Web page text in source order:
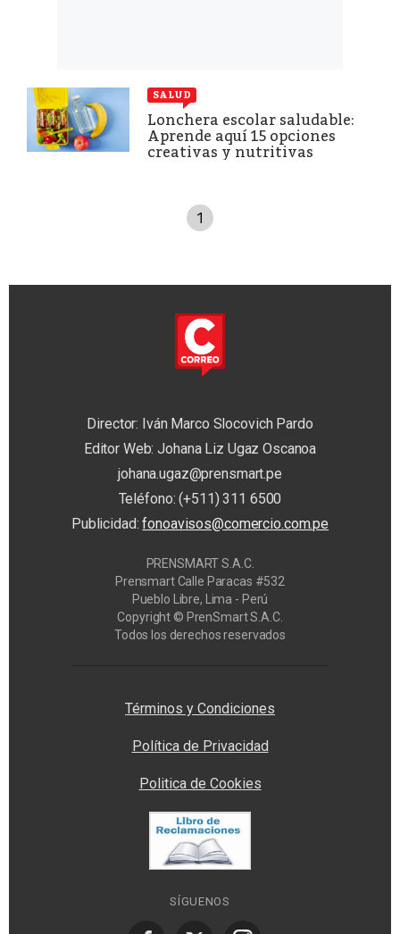
SALUD
Lonchera escolar saludable:
Aprende aquí 15 opciones
creativas y nutritivas
1
Director: Iván Marco Slocovich Pardo
Editor Web: Johana Liz Ugaz Oscanoa
johana.ugaz@prensmart.pe
Teléfono: (+511) 311 6500
Publicidad:fonoavisos@comercio.com.pe
PRENSMART S.A.C.
Prensmart Calle Paracas #532
Pueblo Libre, Lima - Perú
Copyright © PrenSmart S.A.C.
Todos los derechos reservados
Términos y Condiciones
Política de Privacidad
Politica de Cookies
SÍGUENOS